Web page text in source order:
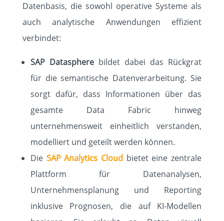
Datenbasis, die sowohl operative Systeme als
auch analytische Anwendungen effizient
verbindet:
SAP Datasphere bildet dabei das Rückgrat
für die semantische Datenverarbeitung. Sie
sorgt dafür, dass Informationen über das
gesamte Data Fabric hinweg
unternehmensweit einheitlich verstanden,
modelliert und geteilt werden können.
Die SAP Analytics Cloud bietet eine zentrale
Plattform für Datenanalysen,
Unternehmensplanung und Reporting
inklusive Prognosen, die auf KI-Modellen